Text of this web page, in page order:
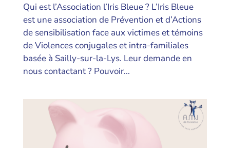
Qui est l’Association l’Iris Bleue ? L’Iris Bleue
est une association de Prévention et d’Actions
de sensibilisation face aux victimes et témoins
de Violences conjugales et intra-familiales
basée à Sailly-sur-la-Lys. Leur demande en
nous contactant ? Pouvoir...